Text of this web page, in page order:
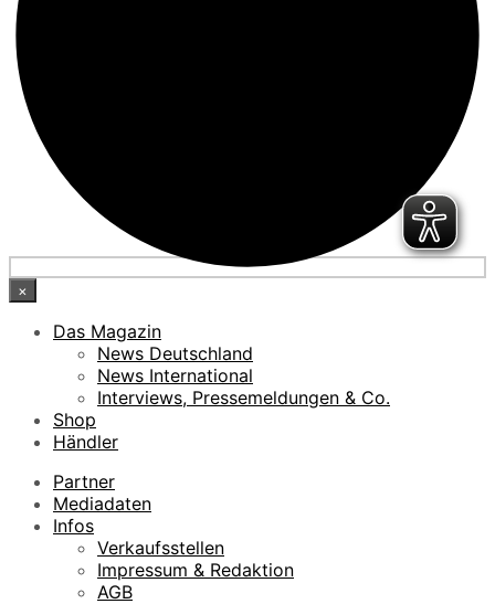
×
Das Magazin
News Deutschland
News International
Interviews, Pressemeldungen & Co.
Shop
Händler
Partner
Mediadaten
Infos
Verkaufsstellen
Impressum & Redaktion
AGB